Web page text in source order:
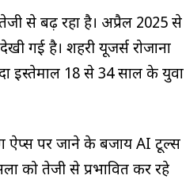
से बढ़ रहा है। अप्रैल 2025 से
गई है। शहरी यूजर्स रोजाना
इस्तेमाल 18 से 34 साल के युवा
ऐप्स पर जाने के बजाय AI टूल्स
को तेजी से प्रभावित कर रहे